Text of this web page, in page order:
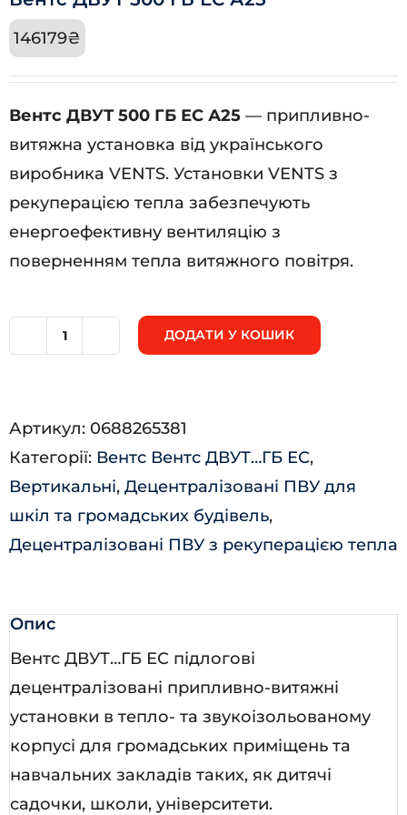
146179₴
Вентс ДВУТ 500 ГБ ЕС А25 — припливно-
витяжна установка від українського
виробника VENTS. Установки VENTS з
рекуперацією тепла забезпечують
енергоефективну вентиляцію з
поверненням тепла витяжного повітря.
ГБ
ЕС
А25
кількість
ДОДАТИ У КОШИК
Артикул: 0688265381
Категорії: Вентс Вентс ДВУТ…ГБ ЕС,
Вертикальні, Децентралізовані ПВУ для
шкіл та громадських будівель,
Децентралізовані ПВУ з рекуперацією тепла
Опис
Вентс ДВУТ…ГБ ЕС підлогові
децентралізовані припливно-витяжні
установки в тепло- та звукоізольованому
корпусі для громадських приміщень та
навчальних закладів таких, як дитячі
садочки, школи, університети.